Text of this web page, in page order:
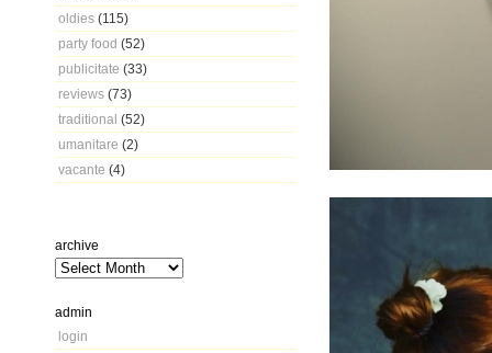
oldies (115)
party food (52)
publicitate (33)
reviews (73)
traditional (52)
umanitare (2)
vacante (4)
archive
admin
login